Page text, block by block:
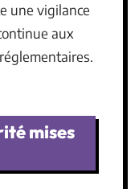
une vigilance
aux
mises